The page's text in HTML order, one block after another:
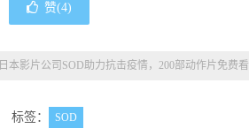
赞(4)
日本影片公司SOD助力抗击疫情，200部动作片免费看
标签： SOD